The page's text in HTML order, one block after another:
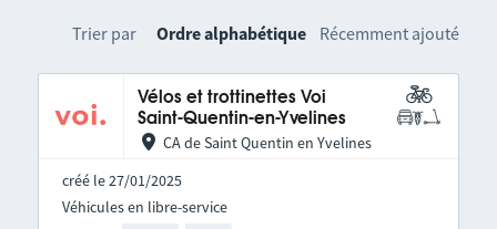
Trier par Ordre alphabétique Récemment ajouté
Vélos et trottinettes Voi
Saint-Quentin-en-Yvelines
CA de Saint Quentin en Yvelines
créé le 27/01/2025
Véhicules en libre-service